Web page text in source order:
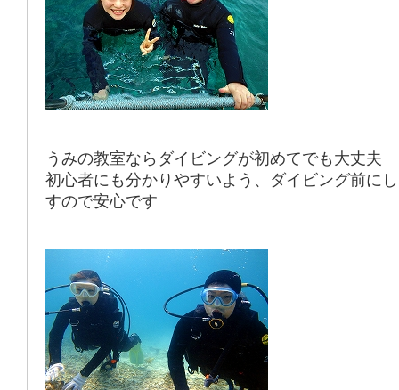
うみの教室ならダイビングが初めてでも大丈夫
初心者にも分かりやすいよう 、ダイビング前に
すので安心です